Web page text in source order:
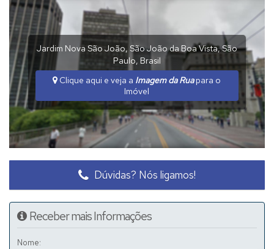
Jardim Nova São João, São João da Boa Vista,São
Paulo, Brasil
Clique aqui e veja a Imagem da Ruapara o
Imóvel
Dúvidas? Nós ligamos!
Receber mais Informações
Nome: